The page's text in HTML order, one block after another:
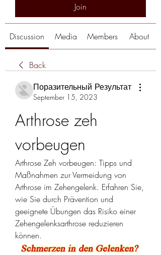
Join
Discussion Media Members About
Back
Поразительный Результат
September 15, 2023
Arthrose zeh
vorbeugen
Arthrose Zeh vorbeugen: Tipps und
Maßnahmen zur Vermeidung von
Arthrose im Zehengelenk. Erfahren Sie,
wie Sie durch Prävention und
geeignete Übungen das Risiko einer
Zehengelenksarthrose reduzieren
können.